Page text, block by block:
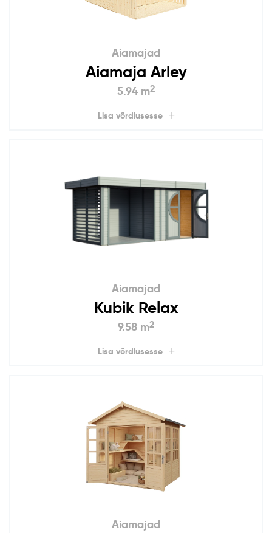
Aiamajad
Aiamaja Arley
5.94 m2
Lisa võrdlusesse
Aiamajad
Kubik Relax
9.58 m2
Lisa võrdlusesse
Aiamajad